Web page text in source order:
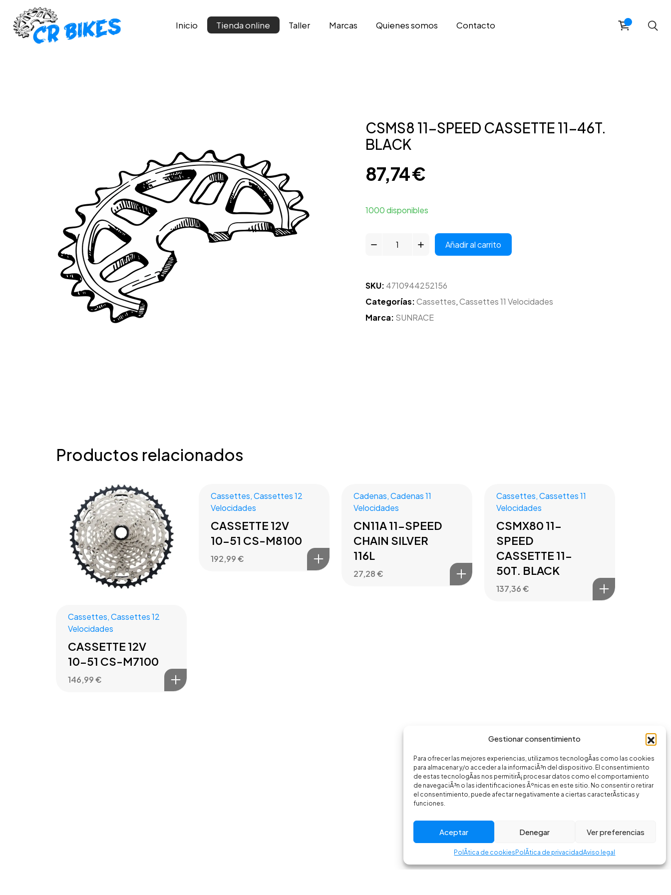
Gestionar consentimiento
Para ofrecer las mejores experiencias, utilizamos tecnologÃ­as como las cookies
para almacenar y/o acceder a la informaciÃ³n del dispositivo. El consentimiento
de estas tecnologÃ­as nos permitirÃ¡ procesar datos como el comportamiento
de navegaciÃ³n o las identificaciones Ãºnicas en este sitio. No consentir o retirar
el consentimiento, puede afectar negativamente a ciertas caracterÃ­sticas y
funciones.
Aceptar Denegar Ver preferencias
PolÃ­tica de cookies PolÃ­tica de privacidadAviso legal
Inicio Tienda online Taller Marcas Qui­enes somos Contacto
CSMS8 11-SPEED CASSETTE 11-46T.
BLACK
87,74€
1000 disponibles
Añadir al carrito
SKU: 4710944252156
Categorías:Cassettes,Cassettes 11 Velocidades
Marca: SUNRACE
Productos relacionados
Cassettes,Cassettes 12
Velocidades
CASSETTE 12V
10-51 CS-M7100
146,99€
Cassettes,Cassettes 12
Velocidades
CASSETTE 12V
10-51 CS-M8100
192,99€
Cadenas,Cadenas 11
Velocidades
CN11A 11-SPEED
CHAIN SILVER
116L
27,28€
Cassettes,Cassettes 11
Velocidades
CSMX80 11-
SPEED
CASSETTE 11-
50T. BLACK
137,36€